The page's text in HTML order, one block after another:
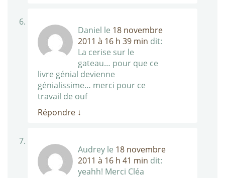
Daniel le 18 novembre
2011 à 16 h 39 min dit:
La cerise sur le
gateau… pour que ce
livre génial devienne
génialissime… merci pour ce
travail de ouf
Répondre ↓
Audrey le 18 novembre
2011 à 16 h 41 min dit:
yeahh! Merci Cléa